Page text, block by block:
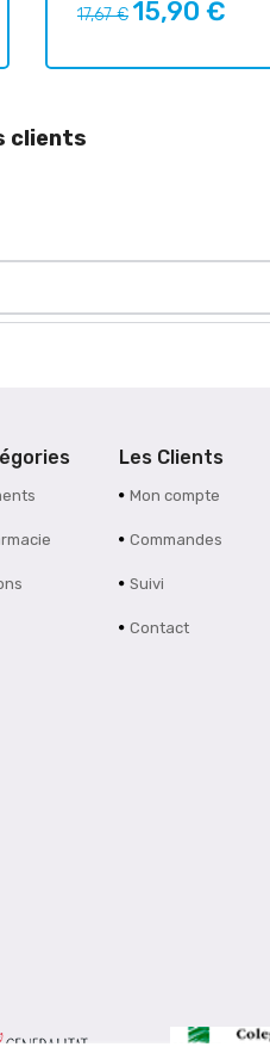
Prix
17,67 € Prix
15,90 €
clients
Les Clients
Mon compte
Commandes
Suivi
Contact